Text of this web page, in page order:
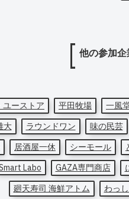
他の参加
ユーストア 平田牧場 一風
大 ラウンドワン 味の民芸
居酒屋一休 シーモール
Labo GAZA専門商店
廻天寿司 海鮮アトム
わっ